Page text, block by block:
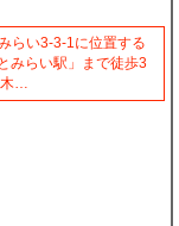
らい3-3-1に位置する
みらい駅」まで徒歩3
…